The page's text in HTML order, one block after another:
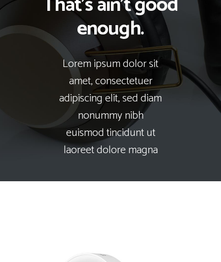
enough.
Lorem ipsum dolor sit
amet, consectetuer
adipiscing elit, sed diam
nonummy nibh
euismod tincidunt ut
laoreet dolore magna